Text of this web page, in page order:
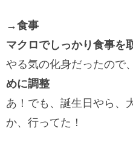
→食事
マクロでしっかり食事を
やる気の化身だったので
めに調整
あ！でも、誕生日やら、
か、行ってた！